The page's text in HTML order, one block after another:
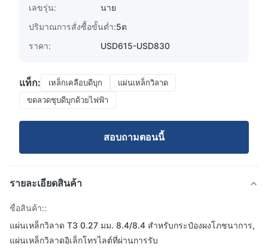
เลขรุ่น:
นาย
ปริมาณการสั่งซื้อขั้นต่ำ:5ต
ราคา:
USD615-USD830
แท็ก: เหล็กเคลือบดีบุก
แผ่นเหล็กวิลาด
ขดลวดชุบดีบุกด้วยไฟฟ้า
สอบถามตอนนี้
รายละเอียดสินค้า
ชื่อสินค้า::
แผ่นเหล็กวิลาด T3 0.27 มม. 8.4/8.4 สำหรับกระป๋องผงโภชนาการ,
แผ่นเหล็กวิลาดอิเล็กโทรไลต์ที่ผ่านการรับ